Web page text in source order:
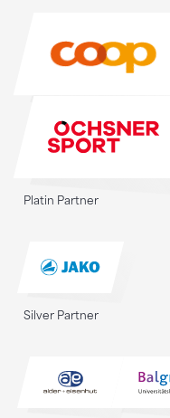
Platin Partner
Silver Partner